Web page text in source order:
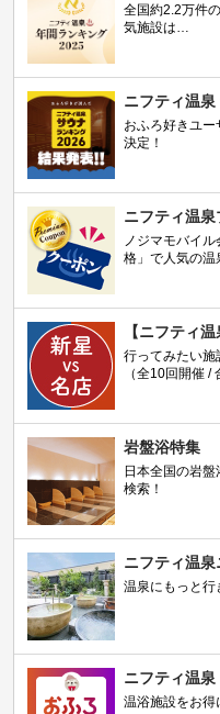
全国約2.2万件
気施設は…
ニフティ温
おふろ好きユ
決定！
ニフティ温
ノジマモバイ
格」で人気の温
【ニフティ
行ってみたい施
（全10回開催 /
岩盤浴特集
日本全国の岩
検索！
ニフティ温泉
温泉にもっと行
ニフティ温
温浴施設をお得